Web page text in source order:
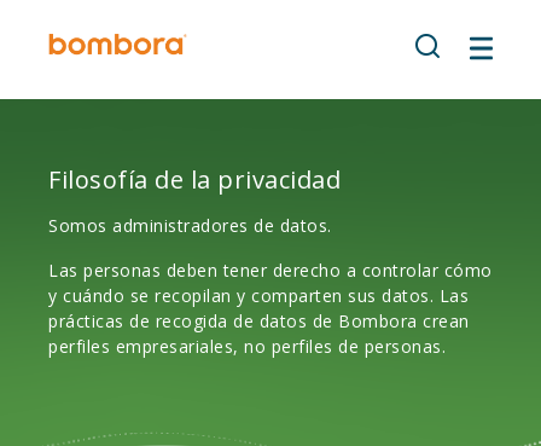
Filosofía de la privacidad
Somos administradores de datos.
Las personas deben tener derecho a controlar cómo
y cuándo se recopilan y comparten sus datos. Las
prácticas de recogida de datos de Bombora crean
perfiles empresariales, no perfiles de personas.